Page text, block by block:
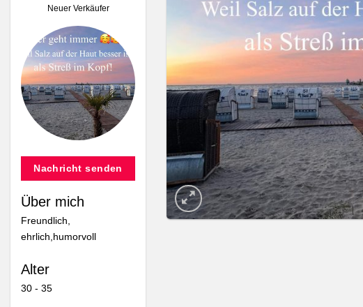
Neuer Verkäufer
Nachricht senden
Über mich
Freundlich,
ehrlich,humorvoll
Alter
30 - 35